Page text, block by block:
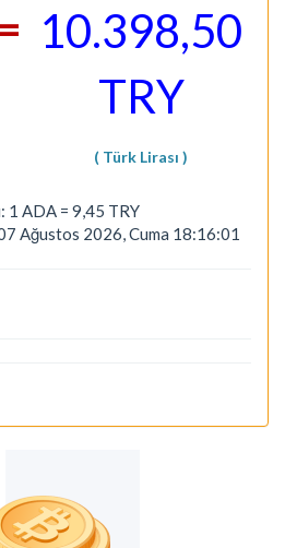
= 10.398,50
TRY
( Türk Lirası )
1 ADA = 9,45 TRY
Ağustos 2026, Cuma 18:16:01